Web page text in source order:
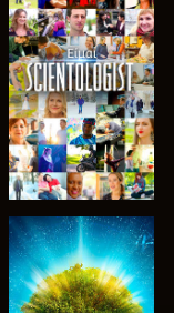
ΠΑΡΑΚΟΛΟΥΘΗΣΤΕ
ΕΞΕΡΕΥΝΗΣΤΕ
ΤΗ ΣΕΙΡΑ